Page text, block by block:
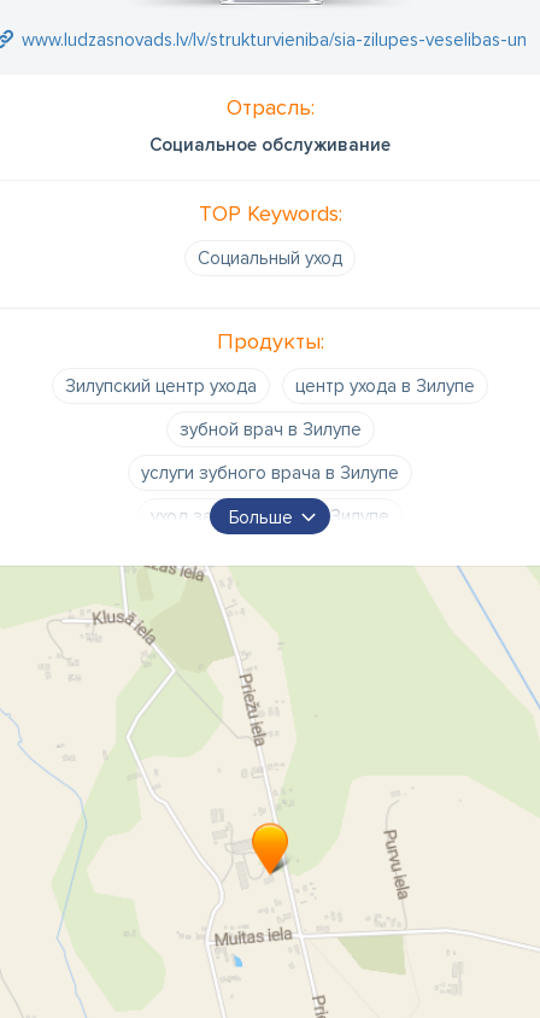
www.ludzasnovads.lv/lv/strukturvieniba/sia-zilupes-veselibas-
Отрасль:
Социальное обслуживание
TOP Keywords:
Социальный уход
Продукты:
Зилупский центр ухода
центр ухода в Зилупе
зубной врач в Зилупе
услуги зубного врача в Зилупе
уход за здоровьем в Зилупе
Зилупский центр здоровья
услуга длительного социального обслуживания
стирка текстильных изделий в Зилупе
Центр здоровья и социального ухода в Зилупе
Больше